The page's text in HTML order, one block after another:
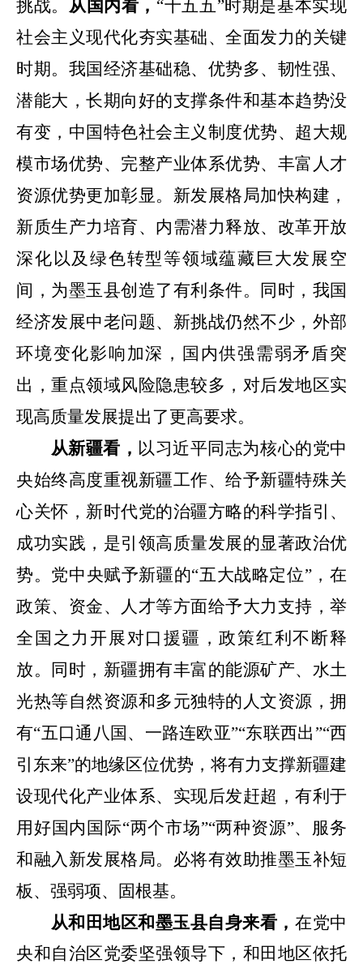
挑战。 从国内看， “十五五”时期是基本实现
社会主义现代化夯实基础、全面发力的关键
时期。我国经济基础稳、优势多、韧性强、
潜能大，长期向好的支撑条件和基本趋势没
有变，中国特色社会主义制度优势、超大规
模市场优势、完整产业体系优势、丰富人才
资源优势更加彰显。新发展格局加快构建，
新质生产力培育、内需潜力释放、改革开放
深化以及绿色转型等领域蕴藏巨大发展空
间，为墨玉县创造了有利条件。
同时，我国
经济发展中老问题、新挑战仍然不少，外部
环境变化影响加深，国内供强需弱矛盾突
出，重点领域风险隐患较多 ，对后发地区实
现高质量发展提出了更高要求。
从新疆看， 以习近平同志为核心的党中
央始终高度重视新疆工作、给予新疆特殊关
心关怀，新时代党的治疆方略的科学指引、
成功实践， 是引领高质量发展的显著政治优
势。党中央赋予新疆的“五大战略定位”，在
政策、资金、人才等方面给予大力支持，举
全国之力开展对口援疆，政策红利不断释
放。同时，新疆拥有丰富的能源矿产、水土
光热等自然资源和多元独特的人文资源，拥
有“五口通八国、一路连欧亚”“东联西出”“西
引东来”的地缘区位优势，将有力支撑新疆建
设现代化产业体系、实现后发赶超，有利于
用好国内国际“两个市场”“两种资源”、服务
和融入新发展格局。 必将有效助推墨玉补短
板、强弱项、固根基。
从和田地区和墨玉县自身来看， 在党中
央和自治区党委坚强领导下，和田地区依托